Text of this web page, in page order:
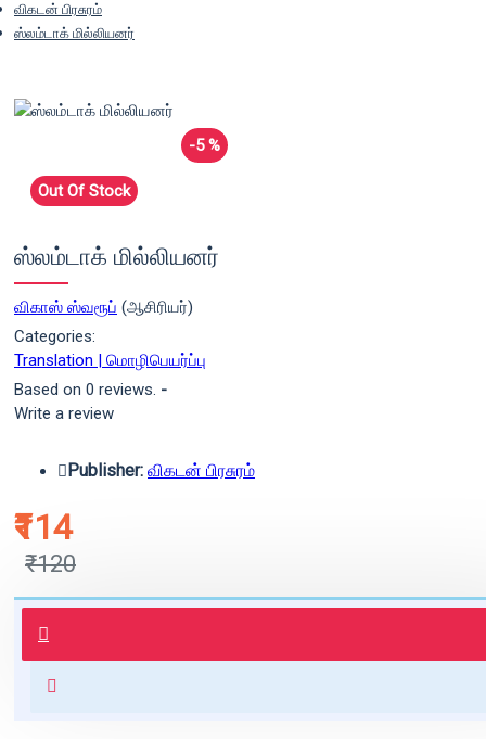
விகடன் பிரசுரம்
ஸ்லம்டாக் மில்லியனர்
-5 %
Out Of Stock
ஸ்லம்டாக் மில்லியனர்
விகாஸ் ஸ்வரூப் (ஆசிரியர்)
Categories:
Translation | மொழிபெயர்ப்பு
Based on 0 reviews. -
Write a review
₹114
₹120
Publisher: விகடன் பிரசுரம்
புத்தகம் 3 - 7 நாட்களில் அனுப்பி
வைக்கப்படும்.
for orders above ₹1000 within